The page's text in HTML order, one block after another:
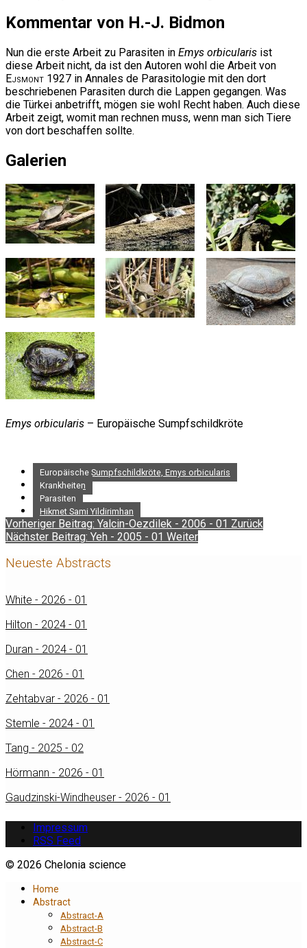
Kommentar von H.-J. Bidmon
Nun die erste Arbeit zu Parasiten in Emys orbicularis ist
diese Arbeit nicht, da ist den Autoren wohl die Arbeit von
Ejsmont 1927 in Annales de Parasitologie mit den dort
beschriebenen Parasiten durch die Lappen gegangen. Was
die Türkei anbetrifft, mögen sie wohl Recht haben. Auch diese
Arbeit zeigt, womit man rechnen muss, wenn man sich Tiere
von dort beschaffen sollte.
Galerien
Emys orbicularis – Europäische Sumpfschildkröte
Europäische Sumpfschildkröte, Emys orbicularis
Krankheiten
Parasiten
Hikmet Sami Yildirimhan
Vorheriger Beitrag: Yalcin-Oezdilek - 2006 - 01 Zurück
Nächster Beitrag: Yeh - 2005 - 01 Weiter
Neueste Abstracts
White - 2026 - 01
Hilton - 2024 - 01
Duran - 2024 - 01
Chen - 2026 - 01
Zehtabvar - 2026 - 01
Stemle - 2024 - 01
Tang - 2025 - 02
Hörmann - 2026 - 01
Gaudzinski-Windheuser - 2026 - 01
Impressum
RSS Feed
© 2026 Chelonia science
Home
Abstract
Abstract-A
Abstract-B
Abstract-C